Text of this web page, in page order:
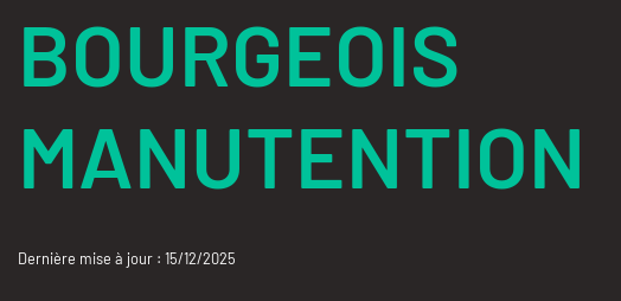
BOURGEOIS
MANUTENTION
Dernière mise à jour : 15/12/2025